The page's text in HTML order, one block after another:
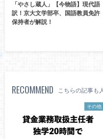
「やさし蔵人」【今物語】現代語
訳！京大文学部卒、国語教員免許
保持者が解説！
RECOMMEND こちらの記事も
その他